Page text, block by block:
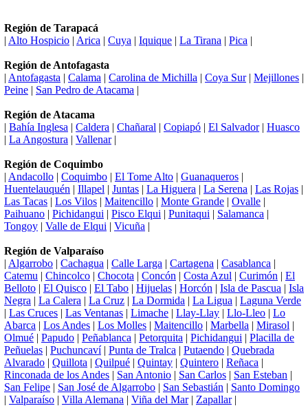
Región de Tarapacá
| Alto Hospicio | Arica | Cuya | Iquique | La Tirana | Pica |
Región de Antofagasta
| Antofagasta | Calama | Carolina de Michilla | Coya Sur| Mejillones |
Peine | San Pedro de Atacama |
Región de Atacama
| Bahía Inglesa | Caldera | Chañaral | Copiapó | El Salvador| Huasco
| La Angostura | Vallenar|
Región de Coquimbo
| Andacollo | Coquimbo | El Tome Alto | Guanaqueros |
Huentelauquén | Illapel | Juntas | La Higuera | La Serena | Las Rojas |
Las Tacas | Los Vilos | Maitencillo | Monte Grande | Ovalle |
Paihuano | Pichidangui | Pisco Elqui | Punitaqui | Salamanca |
Tongoy | Valle de Elqui | Vicuña |
Región de Valparaíso
| Algarrobo | Cachagua | Calle Larga | Cartagena | Casablanca |
Catemu | Chincolco | Chocota | Concón | Costa Azul | Curimón | El
Belloto | El Quisco | El Tabo | Hijuelas | Horcón | Isla de Pascua | Isla
Negra | La Calera | La Cruz | La Dormida | La Ligua | Laguna Verde
| Las Cruces | Las Ventanas | Limache | Llay-Llay | Llo-Lleo | Lo
Abarca | Los Andes | Los Molles | Maitencillo | Marbella | Mirasol |
Olmué | Papudo | Peñablanca | Petorquita | Pichidangui | Placilla de
Peñuelas | Puchuncaví| Punta de Tralca | Putaendo | Quebrada
Alvarado | Quillota | Quilpué | Quintay | Quintero | Reñaca |
Rinconada de los Andes | San Antonio | San Carlos | San Esteban |
San Felipe | San José de Algarrobo | San Sebastián | Santo Domingo
| Valparaíso | Villa Alemana | Viña del Mar| Zapallar|